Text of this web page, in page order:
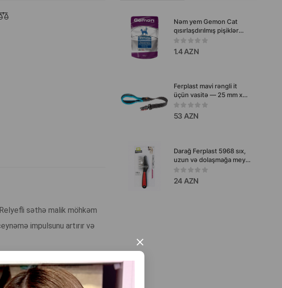
×
səthə malik möhkəm
impulsunu artırır və
və itlə interaktiv oyunlar
Nəm yem Gemon Cat
qısırlaşdırılmış pişiklər
üçün tuna və dori balığı
parçaları ilə 100 qr.
1.4 AZN
Ferplast mavi rəngli it
üçün vasitə — 25 mm x
55 sm
53 AZN
Darağ Ferplast 5968 sıx,
uzun və dolaşmağa meyilli
tüklərə malik it və pişiklər
üçün effektiv tükbaxım
alətidir.
24 AZN